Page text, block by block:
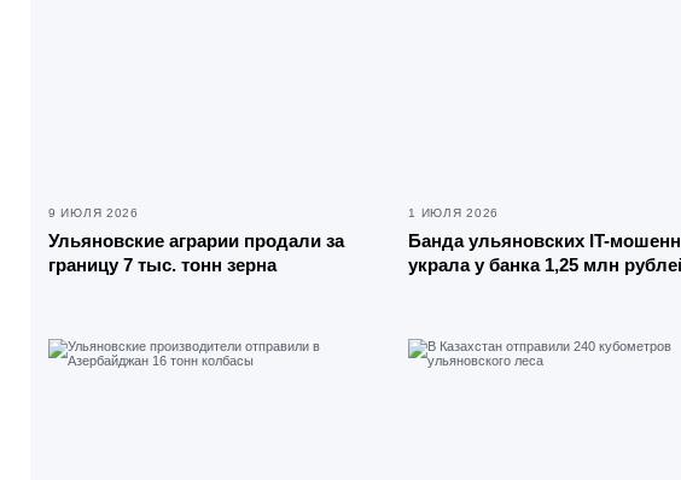
9 ИЮЛЯ 2026
Ульяновские аграрии продали за
границу 7 тыс. тонн зерна
1 ИЮЛЯ 2026
Банда ульяновских IT-
украла у банка 1,25 млн